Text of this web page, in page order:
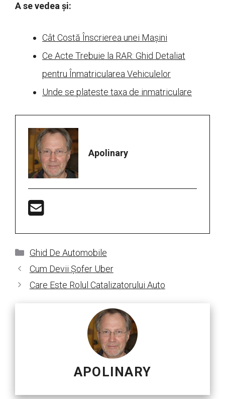
A se vedea și:
Cât Costă Înscrierea unei Mașini
Ce Acte Trebuie la RAR: Ghid Detaliat
pentru Înmatricularea Vehiculelor
Unde se plateste taxa de inmatriculare
Apolinary
Categorii
Ghid De Automobile
Cum Devii Șofer Uber
Care Este Rolul Catalizatorului Auto
APOLINARY